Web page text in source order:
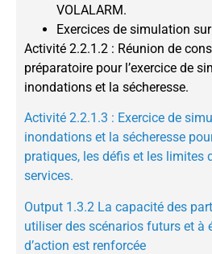
VOLALARM.
Exercices de simulation
Activité 2.2.1.2 : Réunion de
préparatoire pour l’exercice de
inondations et la sécheresse.
Activité 2.2.1.3 : Exercice de
inondations et la sécheresse
pratiques, les défis et les limites
services.
Output 1.3.2 La capacité des
utiliser des scénarios futurs et à
d’action est renforcée